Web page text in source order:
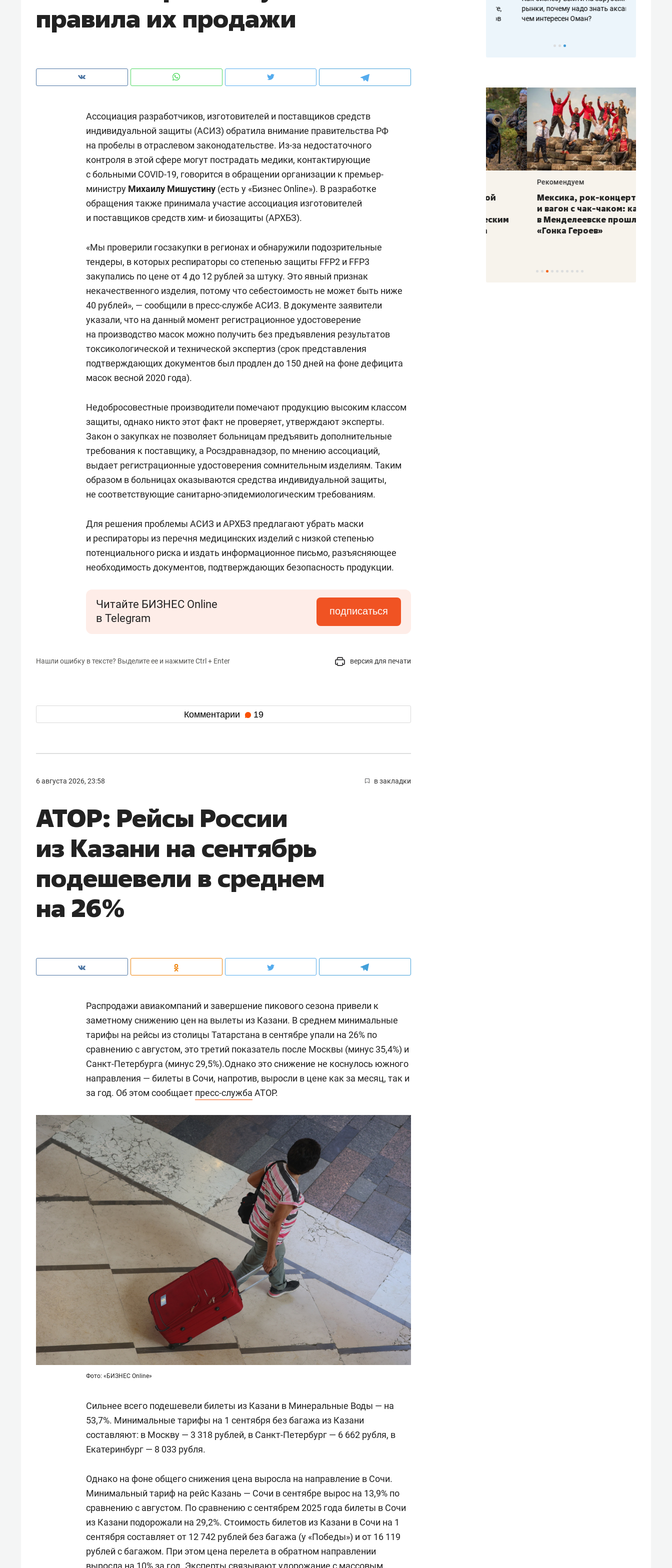
правила их продажи
Ассоциация разработчиков, изготовителей и поставщиков средств
индивидуальной защиты (АСИЗ) обратила внимание правительства РФ
на пробелы в отраслевом законодательстве. Из-за недостаточного
контроля в этой сфере могут пострадать медики, контактирующие
с больными COVID-19, говорится в обращении организации к премьер-
министру Михаилу Мишустину (есть у «Бизнес Online»). В разработке
обращения также принимала участие ассоциация изготовителей
и поставщиков средств хим- и биозащиты (АРХБЗ).
«Мы проверили госзакупки в регионах и обнаружили подозрительные
тендеры, в которых респираторы со степенью защиты FFP2 и FFP3
закупались по цене от 4 до 12 рублей за штуку. Это явный признак
некачественного изделия, потому что себестоимость не может быть ниже
40 рублей», — сообщили в пресс-службе АСИЗ. В документе заявители
указали, что на данный момент регистрационное удостоверение
на производство масок можно получить без предъявления результатов
токсикологической и технической экспертиз (срок представления
подтверждающих документов был продлен до 150 дней на фоне дефицита
масок весной 2020 года).
Недобросовестные производители помечают продукцию высоким классом
защиты, однако никто этот факт не проверяет, утверждают эксперты.
Закон о закупках не позволяет больницам предъявить дополнительные
требования к поставщику, а Росздравнадзор, по мнению ассоциаций,
выдает регистрационные удостоверения сомнительным изделиям. Таким
образом в больницах оказываются средства индивидуальной защиты,
не соответствующие санитарно-эпидемиологическим требованиям.
Для решения проблемы АСИЗ и АРХБЗ предлагают убрать маски
и респираторы из перечня медицинских изделий с низкой степенью
потенциального риска и издать информационное письмо, разъясняющее
необходимость документов, подтверждающих безопасность продукции.
Читайте БИЗНЕС Online
в Telegram
подписаться
Нашли ошибку в тексте? Выделите ее и нажмите Ctrl + Enter версия для печати
Комментарии 19
6 августа 2026, 23:58 в закладки
АТОР: Рейсы России
из Казани на сентябрь
подешевели в среднем
на 26%
Распродажи авиакомпаний и завершение пикового сезона привели к
заметному снижению цен на вылеты из Казани. В среднем минимальные
тарифы на рейсы из столицы Татарстана в сентябре упали на 26% по
сравнению с августом, это третий показатель после Москвы (минус 35,4%) и
Санкт-Петербурга (минус 29,5%).Однако это снижение не коснулось южного
направления — билеты в Сочи, напротив, выросли в цене как за месяц, так и
за год. Об этом сообщает пресс-служба АТОР.
Фото: «БИЗНЕС Online»
Сильнее всего подешевели билеты из Казани в Минеральные Воды — на
53,7%. Минимальные тарифы на 1 сентября без багажа из Казани
составляют: в Москву — 3 318 рублей, в Санкт-Петербург — 6 662 рубля, в
Екатеринбург — 8 033 рубля.
Однако на фоне общего снижения цена выросла на направление в Сочи.
Минимальный тариф на рейс Казань — Сочи в сентябре вырос на 13,9% по
сравнению с августом. По сравнению с сентябрем 2025 года билеты в Сочи
из Казани подорожали на 29,2%. Стоимость билетов из Казани в Сочи на 1
сентября составляет от 12 742 рублей без багажа (у «Победы») и от 16 119
рублей с багажом. При этом цена перелета в обратном направлении
выросла на 10% за год. Эксперты связывают удорожание с массовым
чем интересен Оман?
клиентах и чудных запросах мастеров
рынки, почему надо знать аксакалов и
чем интересен Оман?
Как ГК «МИР ГРУПП» и ВТБ
создают оазис жилого
комфорта под Казанью
Рекомендуем
150 камер до квартиры и Face
ID вместо ключа: какой будет
безопасность в ЖК «Нова»
Рекомендуем
Опыт выживания в дикой
природе, работа
Рекомендуем
Мексика, рок-концерт
и вагон с чак-чаком: как
в Менделеевске прошла
«Гонка Героев»